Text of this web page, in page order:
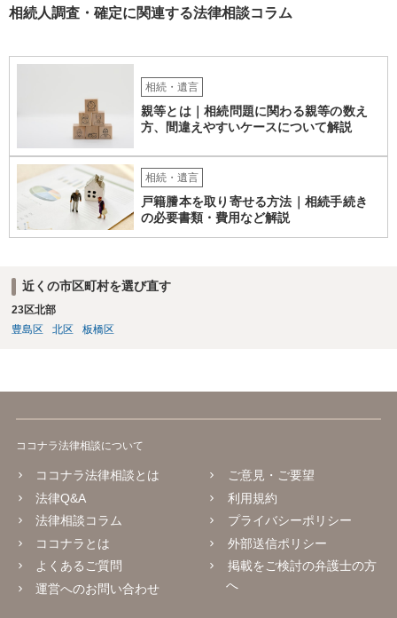
相続人調査・確定に関連する法律相談コラム
相続・遺言
親等とは｜相続問題に関わる親等の数え
方、間違えやすいケースについて解説
相続・遺言
戸籍謄本を取り寄せる方法｜相続手続き
の必要書類・費用など解説
近くの市区町村を選び直す
23区北部
豊島区
北区 板橋区
ココナラ法律相談について
ココナラ法律相談とは
法律Q&A
法律相談コラム
ココナラとは
よくあるご質問
運営へのお問い合わせ
ご意見・ご要望
利用規約
プライバシーポリシー
外部送信ポリシー
掲載をご検討の弁護士の方
へ